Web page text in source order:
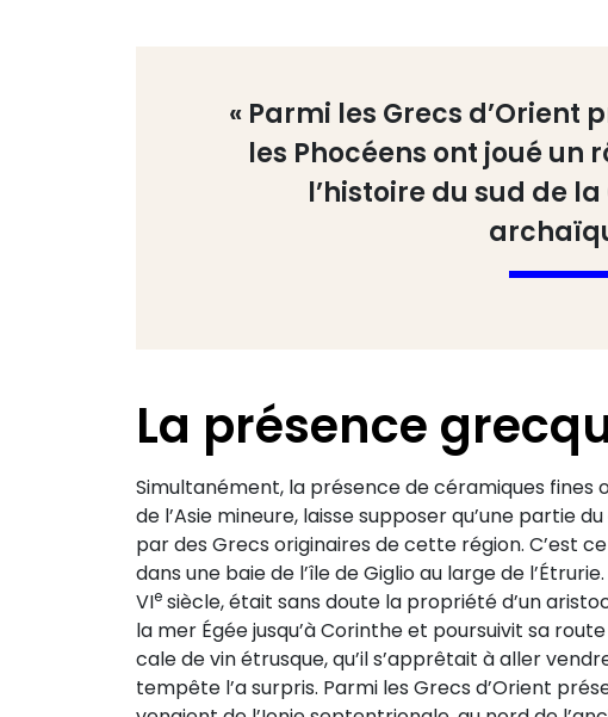
« Parmi les Grecs d’Orient
les Phocéens ont joué
l’histoire du sud de
La présence
Simultanément, la présence de céramiques fines
de l’Asie mineure, laisse supposer qu’une partie
par des Grecs originaires de cette région. C’est
dans une baie de l’île de Giglio au large de
VIe siècle, était sans doute la propriété d’un
la mer Égée jusqu’à Corinthe et poursuivit sa
cale de vin étrusque, qu’il s’apprêtait à aller
tempête l’a surpris. Parmi les Grecs d’Orient